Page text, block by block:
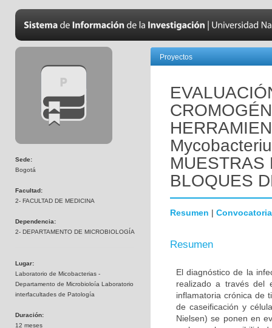
Sede:
Bogotá
Facultad:
2- FACULTAD DE MEDICINA
Dependencia:
2- DEPARTAMENTO DE MICROBIOLOGÍA
Lugar:
Laboratorio de Micobacterias -
Departamento de Microbioloía Laboratorio
interfacultades de Patología
Duración:
12 meses
Proyectos
MUESTRAS
BLOQUES
Resumen | Convocatoria
Resumen
El diagnóstico de la
realizado a través del
inflamatoria crónica de
de caseificación y
Nielsen) se ponen en